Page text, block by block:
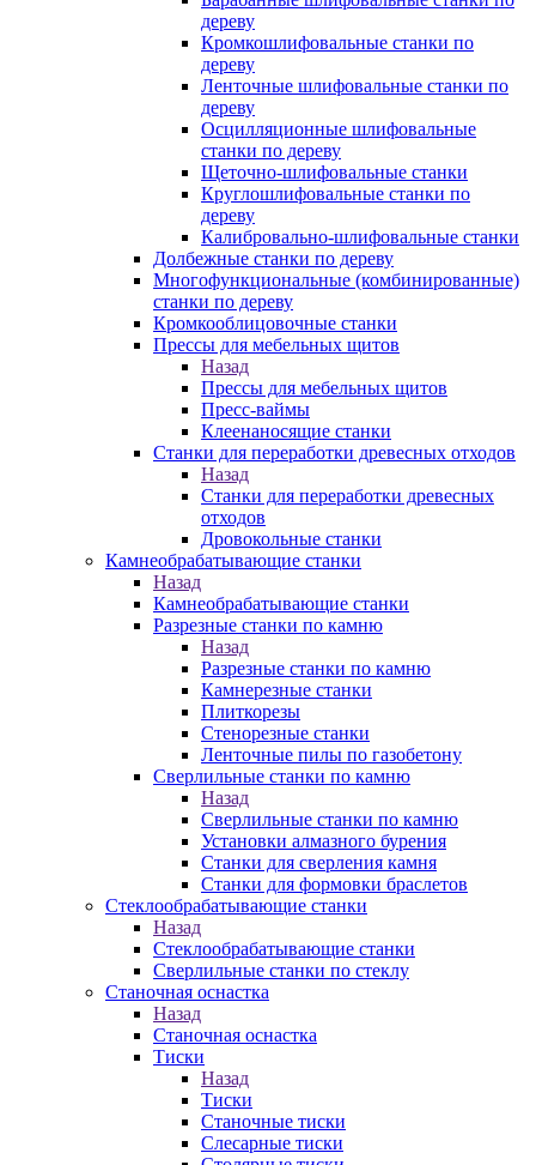
дереву
Кромкошлифовальные станки по
дереву
Ленточные шлифовальные станки по
дереву
Осцилляционные шлифовальные
станки по дереву
Щеточно-шлифовальные станки
Круглошлифовальные станки по
дереву
Калибровально-шлифовальные станки
Долбежные станки по дереву
Многофункциональные (комбинированные)
станки по дереву
Кромкооблицовочные станки
Прессы для мебельных щитов
Назад
Прессы для мебельных щитов
Пресс-ваймы
Клеенаносящие станки
Станки для переработки древесных отходов
Назад
Станки для переработки древесных
отходов
Дровокольные станки
Камнеобрабатывающие станки
Назад
Камнеобрабатывающие станки
Разрезные станки по камню
Назад
Разрезные станки по камню
Камнерезные станки
Плиткорезы
Стенорезные станки
Ленточные пилы по газобетону
Сверлильные станки по камню
Назад
Сверлильные станки по камню
Установки алмазного бурения
Станки для сверления камня
Станки для формовки браслетов
Стеклообрабатывающие станки
Назад
Стеклообрабатывающие станки
Сверлильные станки по стеклу
Станочная оснастка
Назад
Станочная оснастка
Тиски
Назад
Тиски
Станочные тиски
Слесарные тиски